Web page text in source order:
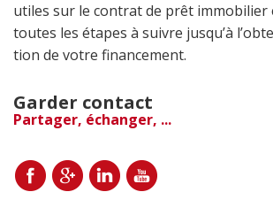
utiles sur le contrat de prêt immobilier
toutes les étapes à suivre jusqu’à
tion de votre financement.
Garder contact
Partager, échanger, ...